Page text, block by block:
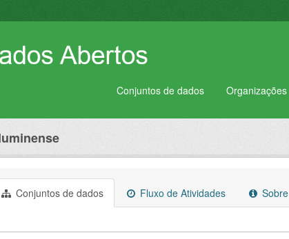
Conjuntos de dados Organizações
Conjuntos de dados Fluxo de Atividades Sobre